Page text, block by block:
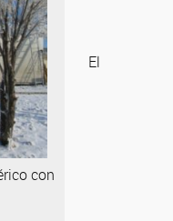
con
El